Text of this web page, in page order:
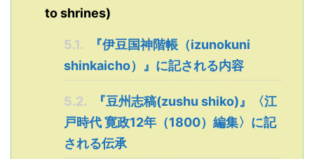
to shrines)
5.1.
『伊豆国神階帳（izunokuni
shinkaicho）』に記される内容
5.2.
『豆州志稿(zushu shiko)』〈江
戸時代 寛政12年（1800）編集〉に記
される伝承